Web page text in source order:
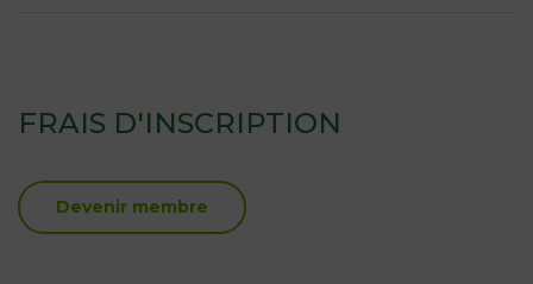
FRAIS D'INSCRIPTION
Devenir membre